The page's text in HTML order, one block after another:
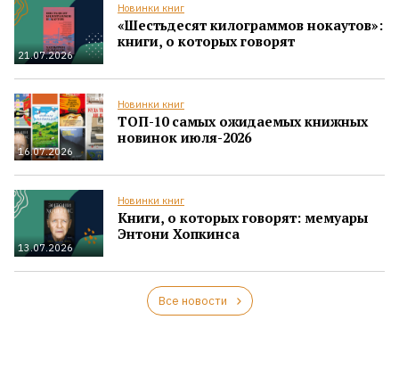
21.07.2026
Новинки книг
«Шестьдесят килограммов нокаутов»:
книги, о которых говорят
16.07.2026
Новинки книг
ТОП-10 самых ожидаемых книжных
новинок июля-2026
13.07.2026
Новинки книг
Книги, о которых говорят: мемуары
Энтони Хопкинса
Все новости